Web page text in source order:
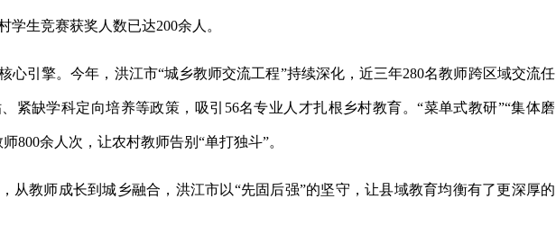
学生竞赛获奖人数已达200余人。
心引擎。今年，洪江市“城乡教师交流工程”持续深化，近三年280名教师跨区域交流任
紧缺学科定向培养等政策，吸引56名专业人才扎根乡村教育。“菜单式教研”“集体磨
800余人次，让农村教师告别“单打独斗”。
从教师成长到城乡融合，洪江市以“先固后强”的坚守，让县域教育均衡有了更深厚的